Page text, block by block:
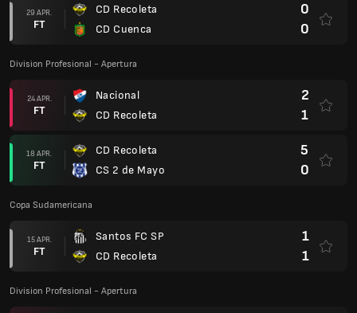
29 APR.
FT
CD Recoleta
CD Cuenca
0
0
Division Profesional - Apertura
24 APR.
FT
Nacional
CD Recoleta
2
1
18 APR.
FT
CD Recoleta
CS 2 de Mayo
5
0
Copa Sudamericana
15 APR.
FT
Santos FC SP
CD Recoleta
1
1
Division Profesional - Apertura